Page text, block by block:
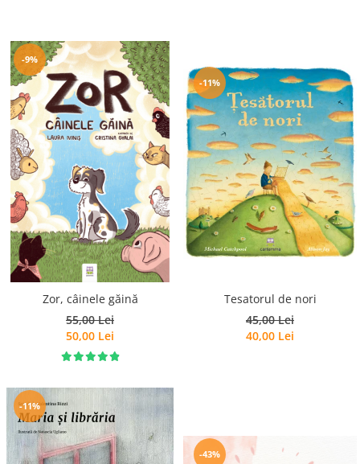
-9%
Zor, câinele găină
55,00 Lei
50,00 Lei
-11%
Tesatorul de nori
45,00 Lei
40,00 Lei
-11%
-43%